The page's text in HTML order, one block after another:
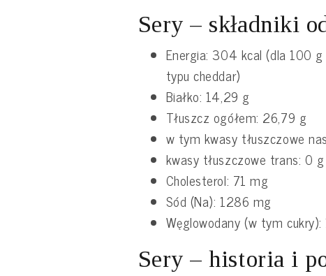
Sery – składniki
Energia: 304 kcal (dla 100 g
typu cheddar)
Białko: 14,29 g
Tłuszcz ogółem: 26,79 g
w tym kwasy tłuszczowe
kwasy tłuszczowe trans: 0 g
Cholesterol: 71 mg
Sód (Na): 1286 mg
Węglowodany (w tym
Sery – historia i